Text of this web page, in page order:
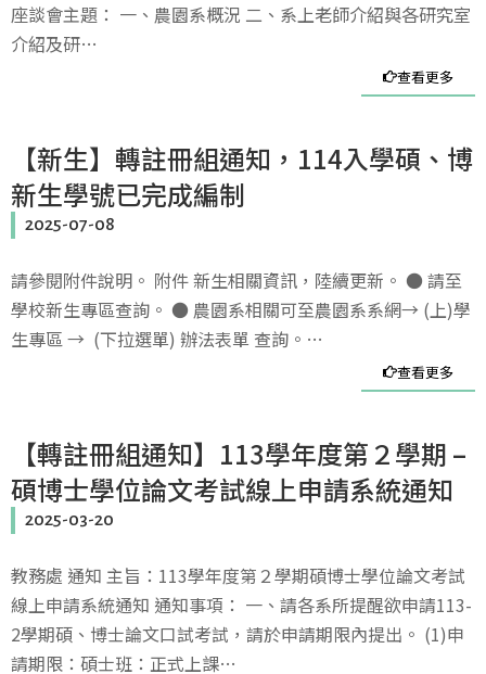
座談會主題： 一、農園系概況 二、系上老師介紹與各研究室
介紹及研…
查看更多
【新生】轉註冊組通知，114入學碩、博
新生學號已完成編制
2025-07-08
請參閱附件說明。 附件 新生相關資訊，陸續更新。 ● 請至
學校新生專區查詢。 ● 農園系相關可至農園系系網→ (上)學
生專區 → (下拉選單) 辦法表單 查詢。…
查看更多
【轉註冊組通知】113學年度第２學期 –
碩博士學位論文考試線上申請系統通知
2025-03-20
教務處 通知 主旨：113學年度第２學期碩博士學位論文考試
線上申請系統通知 通知事項： 一、請各系所提醒欲申請113-
2學期碩、博士論文口試考試，請於申請期限內提出。 (1)申
請期限：碩士班：正式上課…